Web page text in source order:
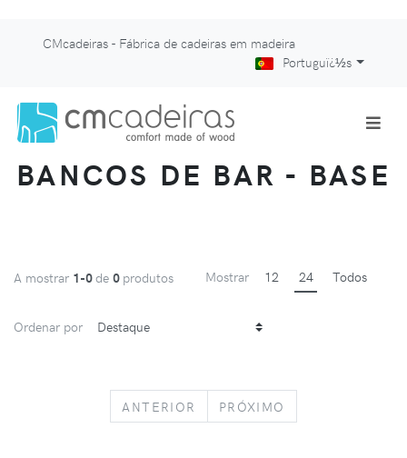
CMcadeiras - Fábrica de cadeiras em madeira
Portuguï¿½s
BANCOS DE BAR - BASE
A mostrar 1-0de 0 produtos Mostrar 12 24 Todos
Ordenar por
ANTERIOR PREVIOUS
PRÓXIMO